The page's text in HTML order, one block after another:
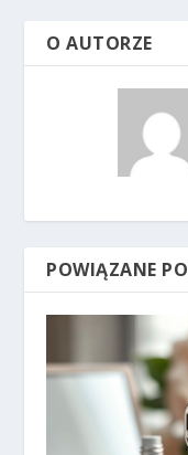
O AUTORZE
POWIĄZANE